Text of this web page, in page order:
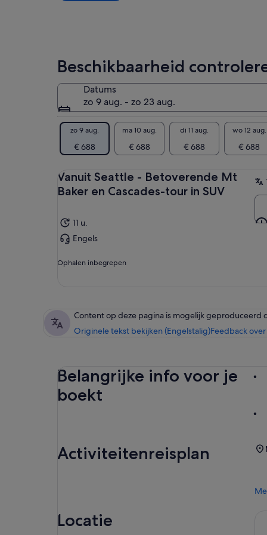
meerdere
tickets
voor
volwassenen
te
selecteren
Beschikbaarheid
Datums
zo 9 aug. - zo 23 aug.
zo 9 aug.
€ 688
ma 10 aug.
€ 688
di 11 aug.
€ 688
wo 12 aug.
€ 688
Vanuit Seattle - Betoverende Mt
Baker en Cascades-tour in SUV
11 u.
Engels
Ophalen inbegrepen
Content op deze pagina is mogelijk geproduceerd
Originele tekst bekijken (Engelstalig)Feedback
Belangrijke info voor je
boekt
Activiteitenreisplan
Locatie